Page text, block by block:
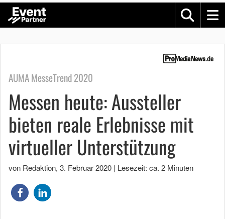
AUMA MesseTrend 2020
Messen heute: Aussteller
bieten reale Erlebnisse mit
virtueller Unterstützung
von Redaktion, 3. Februar 2020 | Lesezeit: ca. 2 Minuten